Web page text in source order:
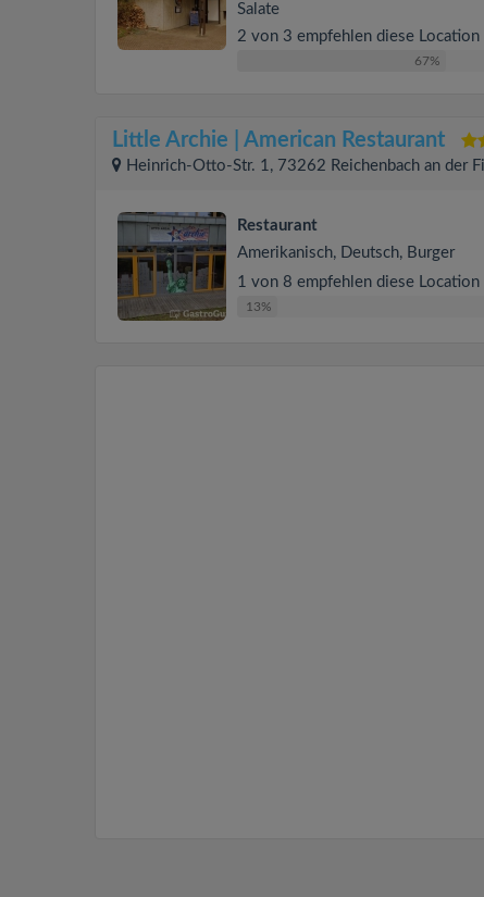
Salate
2 von 3 empfehlen diese Location
67%
Little Archie | American Restaurant
Heinrich-Otto-Str. 1, 73262 Reichenbach an der
Restaurant
Amerikanisch, Deutsch, Burger
1 von 8 empfehlen diese Location
13%